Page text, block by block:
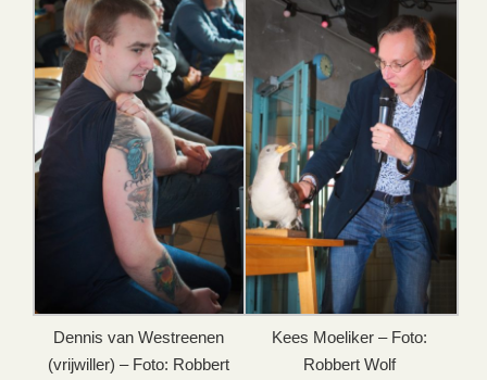
Dennis van Westreenen
(vrijwiller) – Foto: Robbert
Kees Moeliker – Foto:
Robbert Wolf